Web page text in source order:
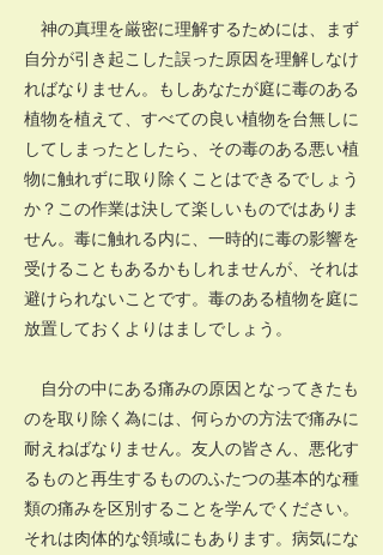
神の真理を厳密に理解するためには、まず
自分が引き起こした誤った原因を理解しなけ
ればなりません。もしあなたが庭に毒のある
植物を植えて、すべての良い植物を台無しに
してしまったとしたら、その毒のある悪い植
物に触れずに取り除くことはできるでしょう
か？この作業は決して楽しいものではありま
せん。毒に触れる内に、一時的に毒の影響を
受けることもあるかもしれませんが、それは
避けられないことです。毒のある植物を庭に
放置しておくよりはましでしょう。
自分の中にある痛みの原因となってきたも
のを取り除く為には、何らかの方法で痛みに
耐えねばなりません。友人の皆さん、悪化す
るものと再生するもののふたつの基本的な種
類の痛みを区別することを学んでください。
それは肉体的な領域にもあります。病気にな